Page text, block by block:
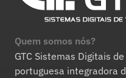
Quem somos nós?
GTC Sistemas Digitais
portuguesa integradora